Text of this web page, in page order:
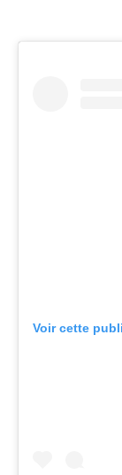
Voir cette